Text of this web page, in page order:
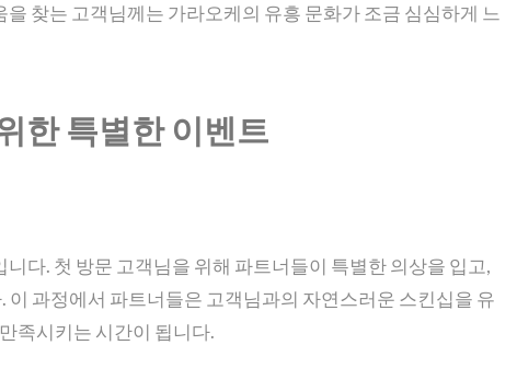
찾는 고객님께는 가라오케의 유흥 문화가 조금 심심하게 느
한 특별한 이벤트
다. 첫 방문 고객님을 위해 파트너들이 특별한 의상을 입고,
과정에서 파트너들은 고객님과의 자연스러운 스킨십을 유
족시키는 시간이 됩니다.